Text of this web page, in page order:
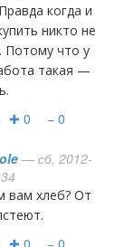
когда и
никто не
Потому что у
такая —
✚ 0 − 0
— сб, 2012-
✚ 0 − 0